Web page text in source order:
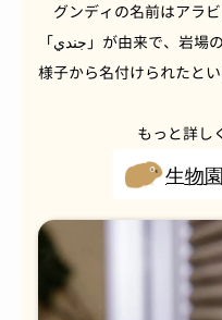
グンディの名前はアラ
「جندي」が由来で、岩場の上から周囲を注意深く警戒する
様子から名付けられたとい
もっと詳し
生物